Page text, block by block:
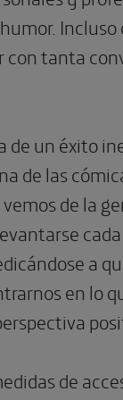
tanta
de un éxito
de las
de la
a
en lo
de